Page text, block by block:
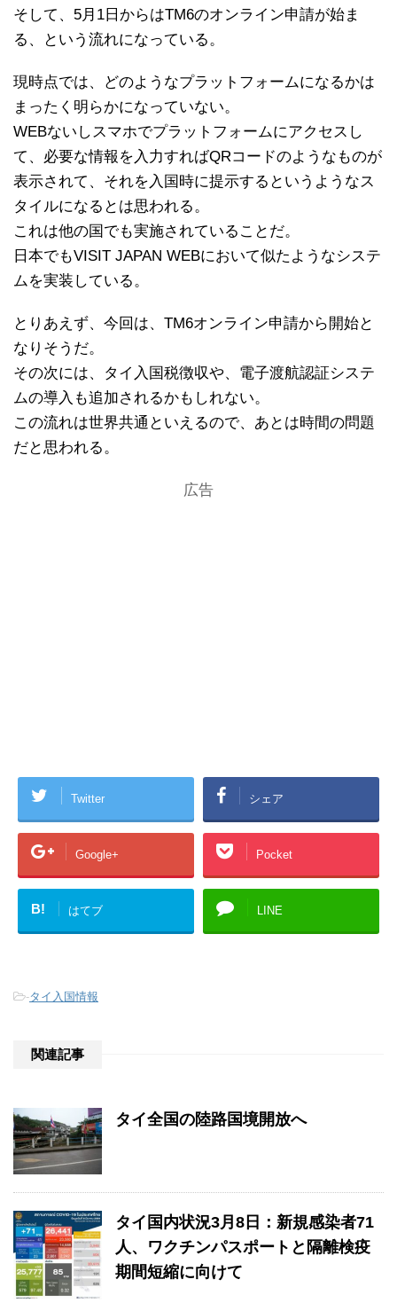
そして、5月1日からはTM6のオンライン申請が始ま
る、という流れになっている。
現時点では、どのようなプラットフォームになるかは
まったく明らかになっていない。
WEBないしスマホでプラットフォームにアクセスし
て、必要な情報を入力すればQRコードのようなものが
表示されて、それを入国時に提示するというようなス
タイルになるとは思われる。
これは他の国でも実施されていることだ。
日本でもVISIT JAPAN WEBにおいて似たようなシステ
ムを実装している。
とりあえず、今回は、TM6オンライン申請から開始と
なりそうだ。
その次には、タイ入国税徴収や、電子渡航認証システ
ムの導入も追加されるかもしれない。
この流れは世界共通といえるので、あとは時間の問題
だと思われる。
広告
Twitter シェア
Google+ Pocket
B! はてブ LINE
-タイ入国情報
関連記事
タイ全国の陸路国境開放へ
タイ国内状況3月8日：新規感染者71
人、ワクチンパスポートと隔離検疫
期間短縮に向けて